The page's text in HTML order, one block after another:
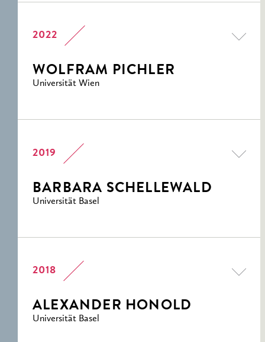
2022
WOLFRAM PICHLER
Universität Wien
2019
BARBARA SCHELLEWALD
Universität Basel
2018
ALEXANDER HONOLD
Universität Basel